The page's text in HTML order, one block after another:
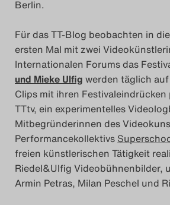
Das
2024
Das
2025
Das
Archiv
Berlin.
Für das TT-Blog beobachten in
ersten Mal mit zwei
Internationalen Forums das
und Mieke Ulfig werden täglich
Clips mit ihren
TTtv, ein experimentelles
Mitbegründerinnen des
Performancekollektivs
freien künstlerischen Tätigkeit
Riedel&Ulfig Videobühnenbilder,
Armin Petras, Milan Peschel und